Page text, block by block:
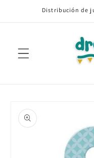
directamenteDistribución de
a la
información
del producto